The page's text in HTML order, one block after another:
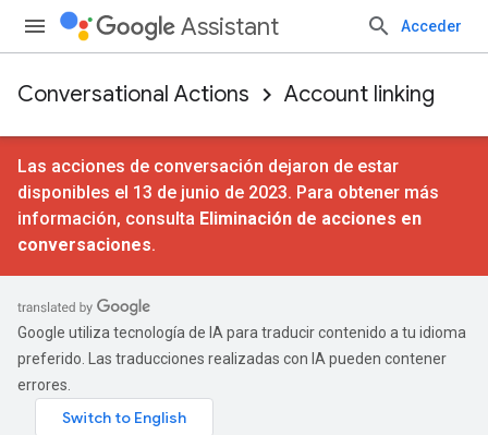
Assistant Acceder
Conversational Actions Account linking
Las acciones de conversación dejaron de estar
disponibles el 13 de junio de 2023. Para obtener más
información, consulta Eliminación de acciones en
conversaciones.
Google utiliza tecnología de IA para traducir contenido a tu idioma
preferido. Las traducciones realizadas con IA pueden contener
errores.